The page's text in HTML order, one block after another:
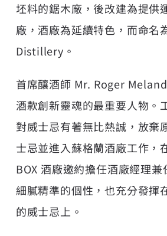
坯料的鋸木廠，後改建為提供
廠，酒廠為延續特色，而命名
Distillery。
首席釀酒師 Mr. Roger
酒款創新靈魂的最重要人物。
對威士忌有著無比熱誠，放棄
士忌並進入蘇格蘭酒廠工作，
BOX 酒廠邀約擔任酒廠經理
細膩精準的個性，也充分發揮
的威士忌上。